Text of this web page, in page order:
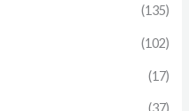
(135)
(102)
(17)